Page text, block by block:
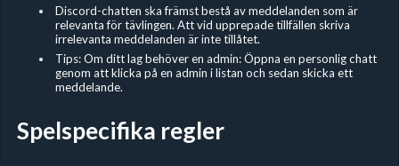
Discord-chatten ska främst bestå av meddelanden som är
relevanta för tävlingen. Att vid upprepade tillfällen skriva
irrelevanta meddelanden är inte tillåtet.
Tips: Om ditt lag behöver en admin: Öppna en personlig chatt
genom att klicka på en admin i listan och sedan skicka ett
meddelande.
Spelspecifika regler